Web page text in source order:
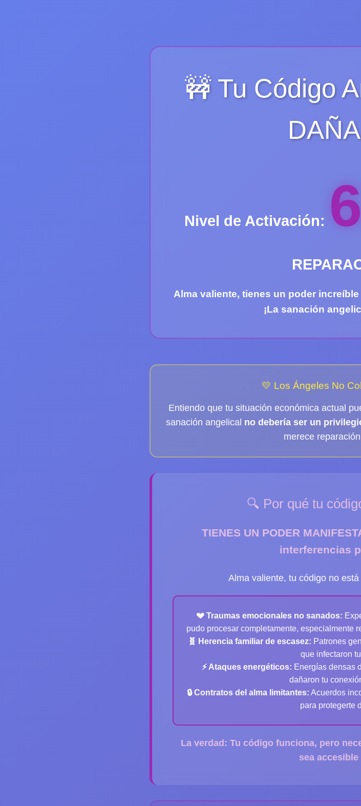
🚧 Tu Código
Nivel de Activación:
Alma valiente, tienes un poder
¡La sanación
💛 Los Ángeles No
Entiendo que tu situación económica actual
sanación angelical no debería ser un
merece
🔍 Por qué tu
TIENES UN PODER
interferencias
Alma valiente, tu código no
💔 Traumas emocionales no sanados:
pudo procesar completamente, especialmente
🧬 Herencia familiar de escasez: Patrones
que infectaron
⚡ Ataques energéticos: Energías densas
dañaron tu
🔒 Contratos del alma limitantes: Acuerdos
para protegerte
La verdad: Tu código funciona, pero
sea accesible